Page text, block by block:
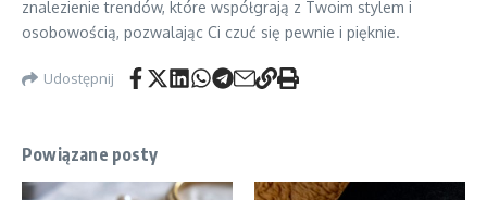
znalezienie trendów, które współgrają z Twoim stylem i
osobowością, pozwalając Ci czuć się pewnie i pięknie.
Udostępnij
Powiązane posty